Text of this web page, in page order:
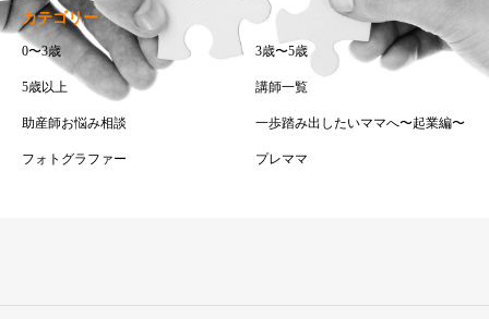
カテゴリー
0〜3歳 3歳〜5歳
5歳以上 講師一覧
助産師お悩み相談 一歩踏み出したいママへ〜起業編〜
フォトグラファー プレママ